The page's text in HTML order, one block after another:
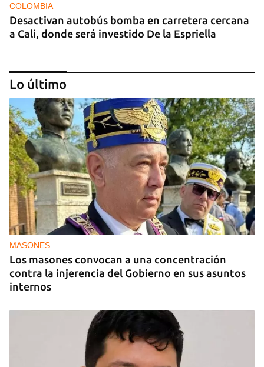
COLOMBIA
Desactivan autobús bomba en carretera cercana
a Cali, donde será investido De la Espriella
MIAMI
La hija de un diplomático castrista expulsado de
EE UU en 2003 está bajo custodia del ICE
Lo último
MASONES
Los masones convocan a una concentración
contra la injerencia del Gobierno en sus asuntos
internos